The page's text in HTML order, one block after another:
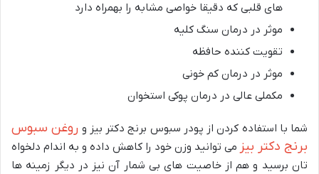
های قلبی که دقیقا خواصی مشابه را بهمراه دارد
موثر در درمان سنگ کلیه
تقویت کننده حافظه
موثر در درمان کم خونی
مکملی عالی در درمان پوکی استخوان
شما با استفاده کردن از پودر سبوس برنج دکتر بیز و روغن سبوس
برنج دکتر بیز می توانید وزن خود را کاهش داده و به اندام دلخواه
تان برسید و هم از خاصیت های بی شمار آن نیز در دیگر زمینه ها